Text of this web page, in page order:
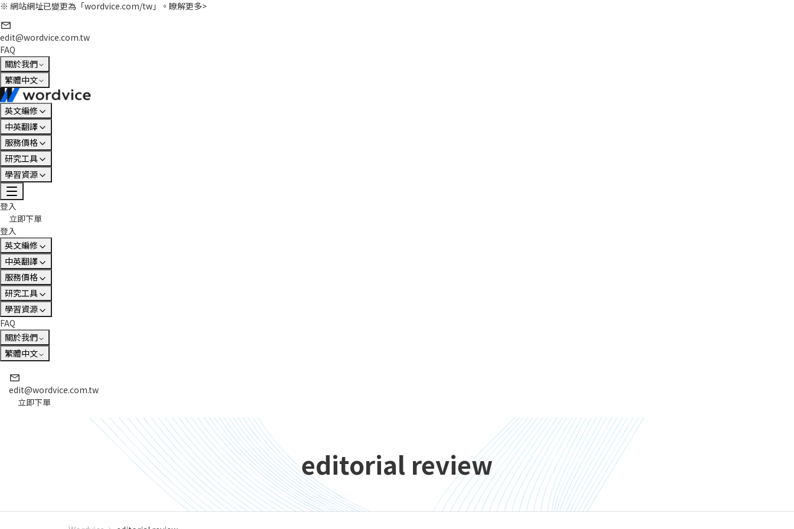
※ 網站網址已變更為「wordvice.com/tw」。 瞭解更多>
edit@wordvice.com.tw
FAQ
關於我們
繁體中文
英文編修
中英翻譯
服務價格
研究工具
學習資源
登入
立即下單
登入
英文編修
中英翻譯
服務價格
研究工具
學習資源
FAQ
關於我們
繁體中文
edit@wordvice.com.tw
立即下單
editorial review